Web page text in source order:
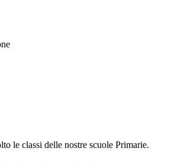
le classi delle nostre scuole Primarie.